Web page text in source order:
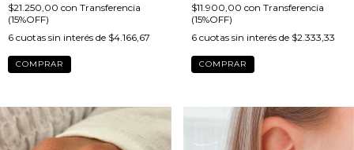
$21.250,00 con Transferencia
(15%OFF)
6 cuotas sin interés de $4.166,67
$11.900,00 con Transferencia
(15%OFF)
6 cuotas sin interés de $2.333,33